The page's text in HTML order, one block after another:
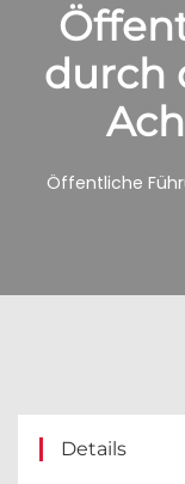
durch
Öffentliche
Details